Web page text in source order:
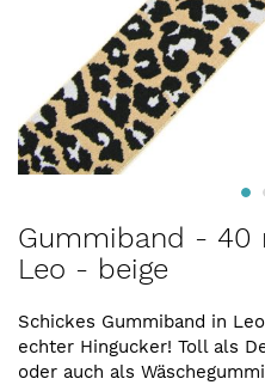
Anfang
der
springen
Gummiband - 40
Leo - beige
Schickes Gummiband in
echter Hingucker! Toll als
oder auch als